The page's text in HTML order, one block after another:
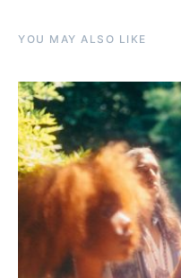
YOU MAY ALSO LIKE